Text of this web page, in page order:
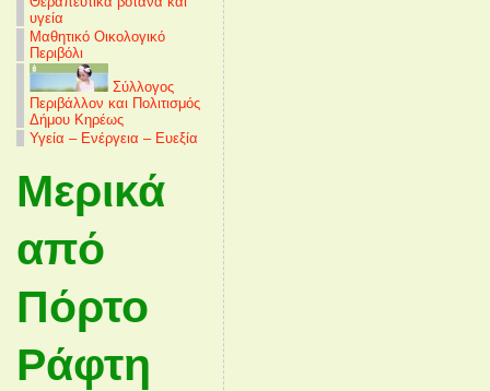
υγεία
Μαθητικό Οικολογικό
Περιβόλι
Σύλλογος
Περιβάλλον και Πολιτισμός
Δήμου Κηρέως
Υγεία – Ενέργεια – Ευεξία
Μερικά
από
Πόρτο
Ράφτη